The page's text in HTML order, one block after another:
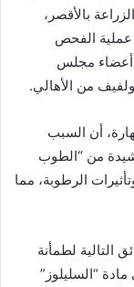
بالأقصر،
عملية الفحص
أعضاء مجلس
من الأهالي.
أن السبب
من “الطوب
الرطوبة، مما
التالية لطمأنة
“السليلوز”